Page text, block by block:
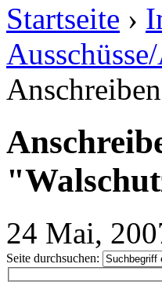
Startseite ›
24 Mai,
Seite durchsuchen: